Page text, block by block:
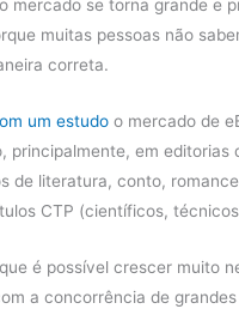
mercado se torna grande e
muitas pessoas não
correta.
um estudo o mercado de
principalmente, em editorias
de literatura, conto,
CTP (científicos,
é possível crescer muito
a concorrência de